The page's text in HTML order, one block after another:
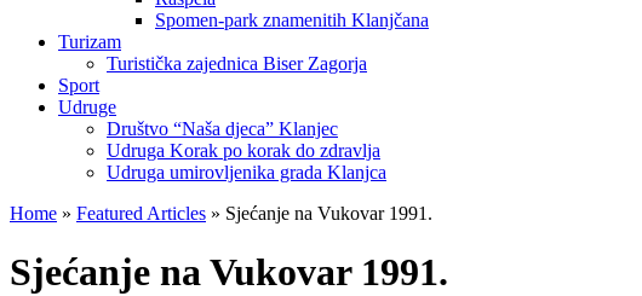
Spomen-park znamenitih Klanjčana
Turizam
Turistička zajednica Biser Zagorja
Sport
Udruge
Društvo “Naša djeca” Klanjec
Udruga Korak po korak do zdravlja
Udruga umirovljenika grada Klanjca
Home » Featured Articles » Sjećanje na Vukovar 1991.
Sjećanje na Vukovar 1991.